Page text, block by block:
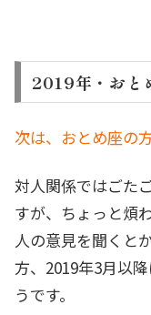
2019年・おと
次は、おとめ座の
対人関係ではごた
すが、ちょっと煩
人の意見を聞くと
方、2019年3月以
うです。